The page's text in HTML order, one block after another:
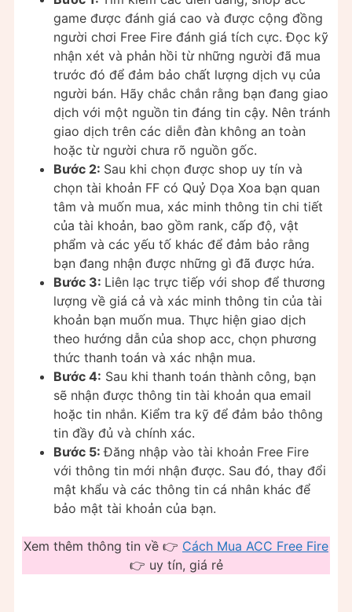
game được đánh giá cao và được cộng đồng
người chơi Free Fire đánh giá tích cực. Đọc kỹ
nhận xét và phản hồi từ những người đã mua
trước đó để đảm bảo chất lượng dịch vụ của
người bán. Hãy chắc chắn rằng bạn đang giao
dịch với một nguồn tin đáng tin cậy. Nên tránh
giao dịch trên các diễn đàn không an toàn
hoặc từ người chưa rõ nguồn gốc.
Bước 2: Sau khi chọn được shop uy tín và
chọn tài khoản FF có Quỷ Dọa Xoa bạn quan
tâm và muốn mua, xác minh thông tin chi tiết
của tài khoản, bao gồm rank, cấp độ, vật
phẩm và các yếu tố khác để đảm bảo rằng
bạn đang nhận được những gì đã được hứa.
Bước 3: Liên lạc trực tiếp với shop để thương
lượng về giá cả và xác minh thông tin của tài
khoản bạn muốn mua. Thực hiện giao dịch
theo hướng dẫn của shop acc, chọn phương
thức thanh toán và xác nhận mua.
Bước 4: Sau khi thanh toán thành công, bạn
sẽ nhận được thông tin tài khoản qua email
hoặc tin nhắn. Kiểm tra kỹ để đảm bảo thông
tin đầy đủ và chính xác.
Bước 5:Đăng nhập vào tài khoản Free Fire
với thông tin mới nhận được. Sau đó, thay đổi
mật khẩu và các thông tin cá nhân khác để
bảo mật tài khoản của bạn.
Xem thêm thông tin về 👉 Cách Mua ACC Free Fire
👉 uy tín, giá rẻ